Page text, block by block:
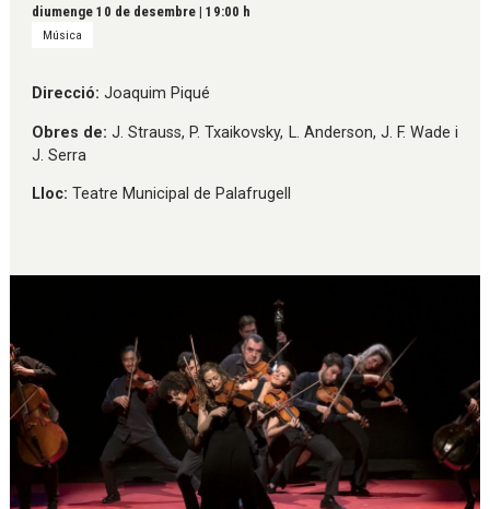
diumenge 10 de desembre | 19:00 h
Música
Direcció: Joaquim Piqué
Obres de: J. Strauss, P. Txaikovsky, L. Anderson, J. F. Wade i
J. Serra
Lloc: Teatre Municipal de Palafrugell